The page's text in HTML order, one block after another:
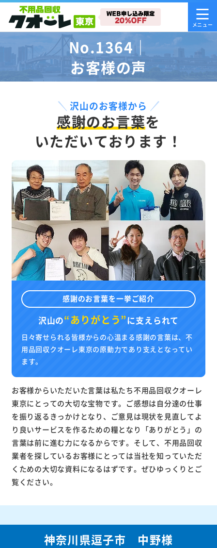
No.1364｜
お客様の声
沢山のお客様から
感謝のお言葉を
いただいております！
感謝のお言葉を一挙ご紹介
沢山の“ありがとう”に支えられて
日々寄せられる皆様からの心温まる感謝の言葉は、不
用品回収クオーレ東京の原動力であり支えとなってい
ます。
お客様からいただいた言葉は私たち不用品回収クオーレ
東京にとっての大切な宝物です。ご感想は自分達の仕事
を振り返るきっかけとなり、ご意見は現状を見直してよ
り良いサービスを作るための糧となり「ありがとう」の
言葉は前に進む力になるからです。そして、不用品回収
業者を探しているお客様にとっては当社を知っていただ
くための大切な資料になるはずです。ぜひゆっくりとご
覧ください。
神奈川県逗子市 中野様